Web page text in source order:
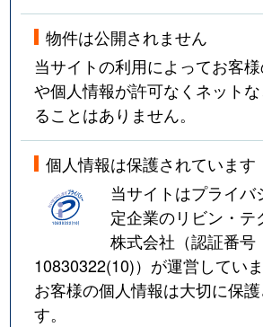
物件は公開されません
当サイトの利用によってお客
や個人情報が許可なくネット
ることはありません。
個人情報は保護されています
当サイトはプライバ
定企業のリビン・テ
株式会社（認証番号
10830322(10)）が運営していま
お客様の個人情報は大切に保
す。